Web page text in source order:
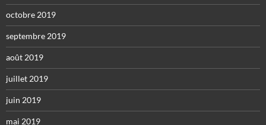
octobre 2019
septembre 2019
août 2019
juillet 2019
juin 2019
mai 2019